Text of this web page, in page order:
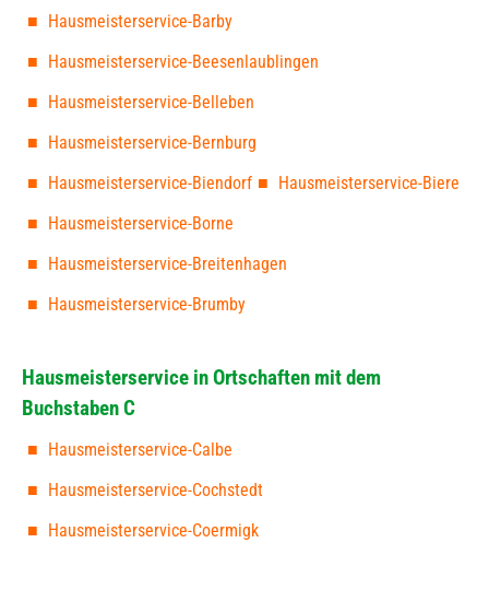
Hausmeisterservice-Barby
Hausmeisterservice-Beesenlaublingen
Hausmeisterservice-Belleben
Hausmeisterservice-Bernburg
Hausmeisterservice-Biendorf
Hausmeisterservice-Biere
Hausmeisterservice-Borne
Hausmeisterservice-Breitenhagen
Hausmeisterservice-Brumby
Hausmeisterservice in Ortschaften mit dem
Buchstaben C
Hausmeisterservice-Calbe
Hausmeisterservice-Cochstedt
Hausmeisterservice-Coermigk